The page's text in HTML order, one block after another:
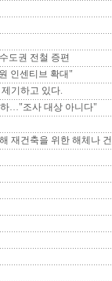
도권 전철 증편
인센티브 확대"
기하고 있다.
…"조사 대상 아니다"
재건축을 위한 해체나